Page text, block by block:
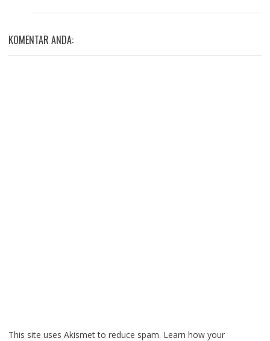
KOMENTAR ANDA:
This site uses Akismet to reduce spam. Learn how your